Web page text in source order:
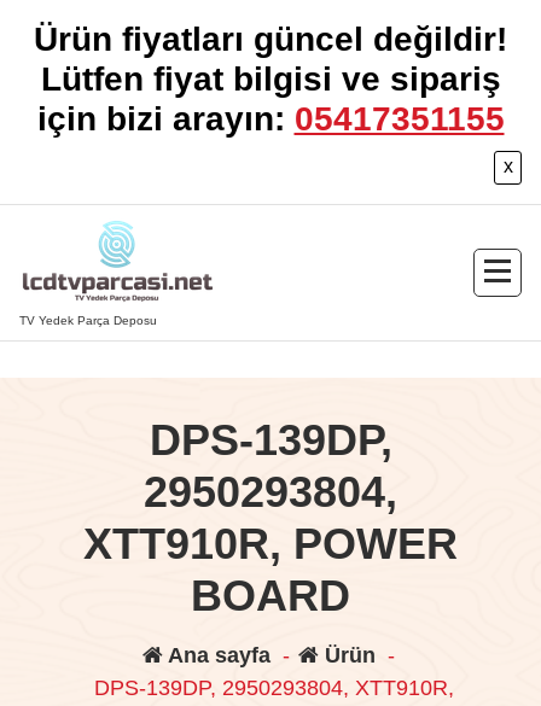
Ürün fiyatları güncel değildir!
Lütfen fiyat bilgisi ve sipariş
için bizi arayın: 05417351155
x
TV Yedek Parça Deposu
DPS-139DP,
2950293804,
XTT910R, POWER
BOARD
Ana sayfa - Ürün -
DPS-139DP, 2950293804, XTT910R,